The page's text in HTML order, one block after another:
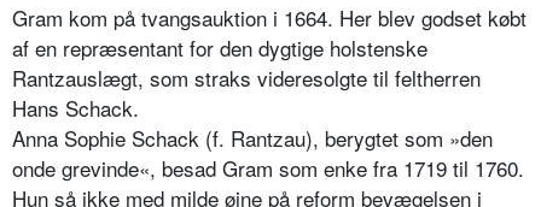
Gram kom på tvangsauktion i 1664. Her blev godset købt
af en repræsentant for den dygtige holstenske
Rantzauslægt, som straks videresolgte til feltherren
Hans Schack.
Anna Sophie Schack (f. Rantzau), berygtet som »den
onde grevinde«, besad Gram som enke fra 1719 til 1760.
Hun så ikke med milde øjne på reform bevægelsen i